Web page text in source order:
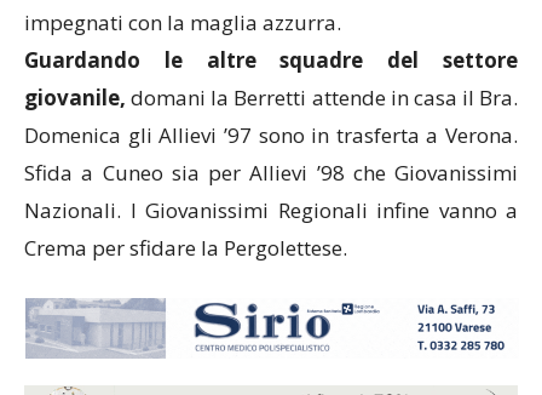
impegnati con la maglia azzurra.
Guardando le altre squadre del settore
giovanile, domani la Berretti attende in casa il Bra.
Domenica gli Allievi ’97 sono in trasferta a Verona.
Sfida a Cuneo sia per Allievi ’98 che Giovanissimi
Nazionali. I Giovanissimi Regionali infine vanno a
Crema per sfidare la Pergolettese.